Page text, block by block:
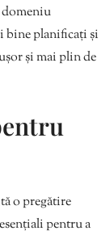
domeniu
bine planificați și
și mai plin de
o pregătire
pentru a